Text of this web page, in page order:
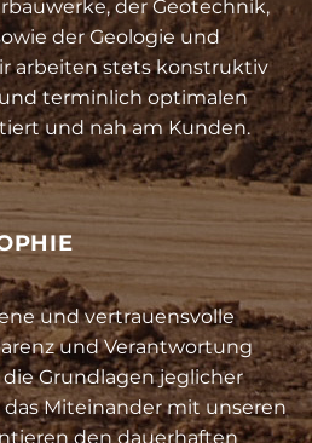
der Geotechnik,
der Geologie und
arbeiten stets konstruktiv
terminlich optimalen
und nah am Kunden.
und vertrauensvolle
und Verantwortung
Grundlagen jeglicher
Miteinander mit unseren
den dauerhaften